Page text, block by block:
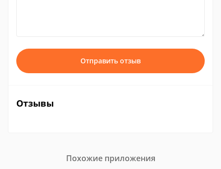
Отправить отзыв
Отзывы
Похожие приложения